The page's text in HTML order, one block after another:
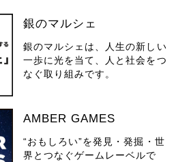
銀のマルシェ
銀のマルシェは、人生の新しい
一歩に光を当て、人と社会をつ
なぐ取り組みです。
AMBER GAMES
“おもしろい”を発見・発掘・世
界とつなぐゲームレーベルで